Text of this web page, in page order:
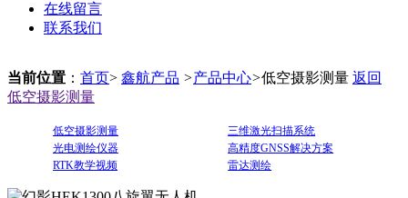
在线留言
联系我们
当前位置 ： 首页> 鑫航产品 >产品中心>低空摄影测量 返回
低空摄影测量
低空摄影测量
三维激光扫描系统
光电测绘仪器
高精度GNSS解决方案
RTK教学视频
雷达测绘